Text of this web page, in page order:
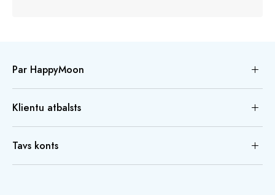
Par HappyMoon
Klientu atbalsts
Tavs konts